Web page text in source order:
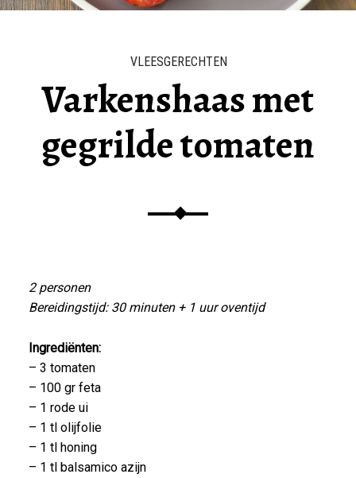
Varkenshaas met
gegrilde tomaten
VLEESGERECHTEN
2 personen
Bereidingstijd: 30 minuten + 1 uur oventijd
Ingrediënten:
– 3 tomaten
– 100 gr feta
– 1 rode ui
– 1 tl olijfolie
– 1 tl honing
– 1 tl balsamico azijn